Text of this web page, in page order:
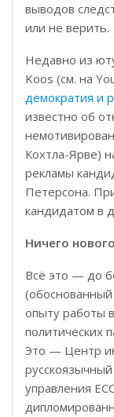
выводов
или не верить.
Недавно из
Koos (см. на
демократия и
известно об
Кохтла-Ярве)
рекламы
Петерсона.
кандидатом в
Ничего нового
Всё это — до
опыту работы
политических
Это — Центр
управления